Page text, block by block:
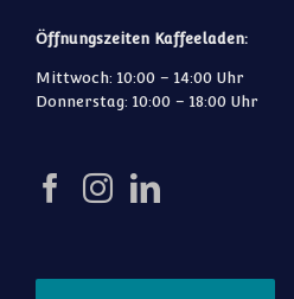
Öffnungszeiten Kaffeeladen:
Mittwoch: 10:00 – 14:00 Uhr
Donnerstag: 10:00 – 18:00 Uhr